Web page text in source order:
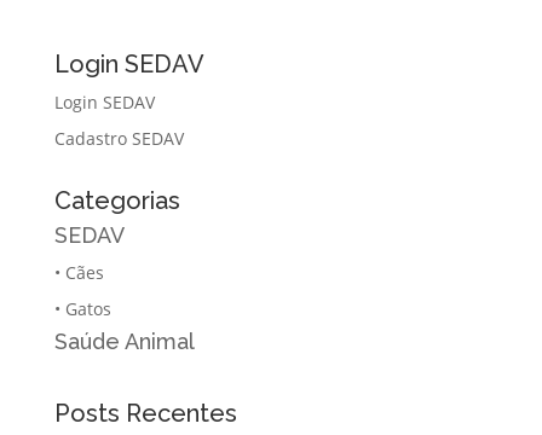
Login SEDAV
Login SEDAV
Cadastro SEDAV
Categorias
SEDAV
• Cães
• Gatos
Saúde Animal
Posts Recentes